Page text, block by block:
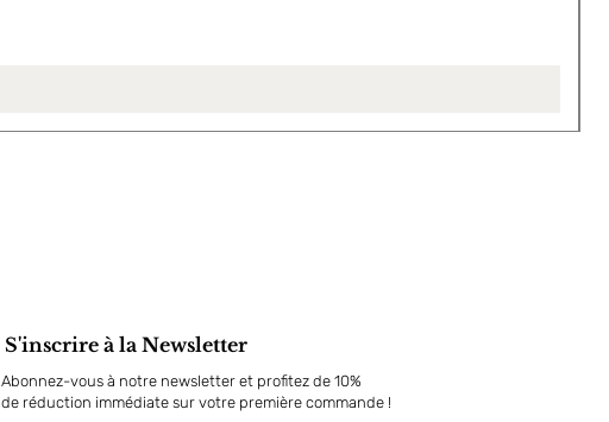
S'inscrire à la Newsletter
Abonnez-vous à notre newsletter et profitez de 10%
de réduction immédiate sur votre première commande !